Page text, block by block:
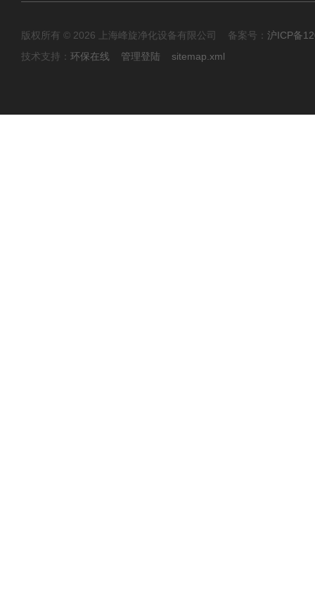
版权所有 © 2026 上海峰旋净化设备有限公司 备案号： 沪ICP备
技术支持： 环保在线 管理登陆 sitemap.xml